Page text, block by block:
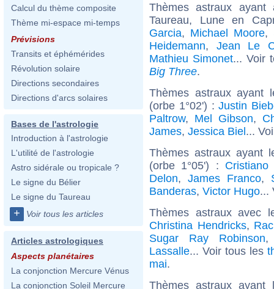
Calcul du thème composite
Thème mi-espace mi-temps
Prévisions
Transits et éphémérides
Révolution solaire
Directions secondaires
Directions d'arcs solaires
Bases de l'astrologie
Introduction à l'astrologie
L'utilité de l'astrologie
Astro sidérale ou tropicale ?
Le signe du Bélier
Le signe du Taureau
+ Voir tous les articles
Articles astrologiques
Aspects planétaires
La conjonction Mercure Vénus
La conjonction Soleil Mercure
Thèmes astraux
Taureau, Lune en
Garcia, Michael Moore,
Heidemann, Jean Le
Mathieu Simonet... Voir
Big Three.
Thèmes astraux ayant
(orbe 1°02') :Justin
Paltrow, Mel Gibson,
James, Jessica Biel...
Thèmes astraux ayant
(orbe 1°05') : Cristiano
Delon, James Franco,
Banderas, Victor Hugo...
Thèmes astraux avec
Christina Hendricks,
Sugar Ray Robinson
Lassalle... Voir tous les
mai.
Thèmes astraux